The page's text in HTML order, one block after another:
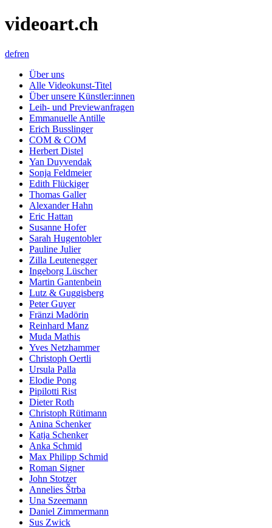
videoart.ch
defren
Über uns
Alle Videokunst-Titel
Über unsere Künstler:innen
Leih- und Previewanfragen
Emmanuelle Antille
Erich Busslinger
COM & COM
Herbert Distel
Yan Duyvendak
Sonja Feldmeier
Edith Flückiger
Thomas Galler
Alexander Hahn
Eric Hattan
Susanne Hofer
Sarah Hugentobler
Pauline Julier
Zilla Leutenegger
Ingeborg Lüscher
Martin Gantenbein
Lutz & Guggisberg
Peter Guyer
Fränzi Madörin
Reinhard Manz
Muda Mathis
Yves Netzhammer
Christoph Oertli
Ursula Palla
Elodie Pong
Pipilotti Rist
Dieter Roth
Christoph Rütimann
Anina Schenker
Katja Schenker
Anka Schmid
Max Philipp Schmid
Roman Signer
John Stotzer
Annelies Štrba
Una Szeemann
Daniel Zimmermann
Sus Zwick